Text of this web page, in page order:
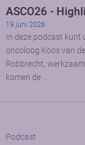
ASCO26 -
19 juni 2026
In deze podcast kunt
oncoloog Koos van
Robbrecht,
komen de …
Podcast